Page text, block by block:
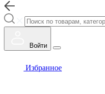
Войти
Избранное